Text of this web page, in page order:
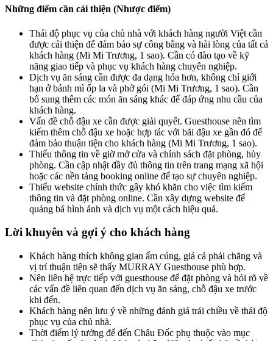
Những điểm cần cải thiện (Nhược điểm)
Thái độ phục vụ của chủ nhà với khách hàng người Việt cần
được cải thiện để đảm bảo sự công bằng và hài lòng của tất cả
khách hàng (Mi Mi Trương, 1 sao). Cần có đào tạo về kỹ
năng giao tiếp và phục vụ khách hàng chuyên nghiệp.
Dịch vụ ăn sáng cần được đa dạng hóa hơn, không chỉ giới
hạn ở bánh mì ốp la và phở gói (Mi Mi Trương, 1 sao). Cần
bổ sung thêm các món ăn sáng khác để đáp ứng nhu cầu của
khách hàng.
Vấn đề chỗ đậu xe cần được giải quyết. Guesthouse nên tìm
kiếm thêm chỗ đậu xe hoặc hợp tác với bãi đậu xe gần đó để
đảm bảo thuận tiện cho khách hàng (Mi Mi Trương, 1 sao).
Thiếu thông tin về giờ mở cửa và chính sách đặt phòng, hủy
phòng. Cần cập nhật đầy đủ thông tin trên trang mạng xã hội
hoặc các nền tảng booking online để tạo sự chuyên nghiệp.
Thiếu website chính thức gây khó khăn cho việc tìm kiếm
thông tin và đặt phòng online. Cần xây dựng website để
quảng bá hình ảnh và dịch vụ một cách hiệu quả.
Lời khuyên và gợi ý cho khách hàng
Khách hàng thích không gian ấm cúng, giá cả phải chăng và
vị trí thuận tiện sẽ thấy MURRAY Guesthouse phù hợp.
Nên liên hệ trực tiếp với guesthouse để đặt phòng và hỏi rõ về
các vấn đề liên quan đến dịch vụ ăn sáng, chỗ đậu xe trước
khi đến.
Khách hàng nên lưu ý về những đánh giá trái chiều về thái độ
phục vụ của chủ nhà.
Thời điểm lý tưởng để đến Châu Đốc phụ thuộc vào mục